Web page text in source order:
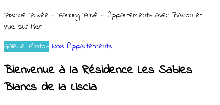
Piscine Privée - Parking Privé - Appartements avec Balcon et
Vue sur Mer
Galerie Photos Nos Appartements
Bienvenue à la Résidence Les Sables
Blancs de la Liscia